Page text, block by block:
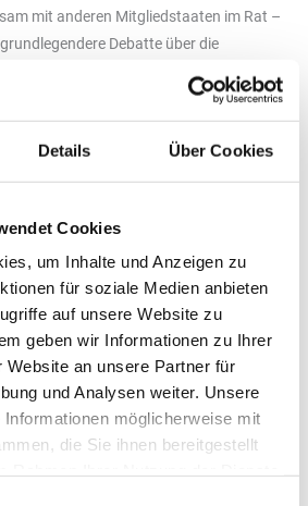
Details Über Cookies
Cookies
um Inhalte und Anzeigen zu
für soziale Medien anbieten
auf unsere Website zu
geben wir Informationen zu Ihrer
Website an unsere Partner für
und Analysen weiter. Unsere
möglicherweise mit
die Sie ihnen bereitgestellt
mit anderen Mitgliedstaaten im Rat –
Debatte über die
initiiert worden wäre. „Nun haben
zu nichts verpflichtenden
darauf hoffen, dass die EU-
aufgreift und weitere Vorschläge zur
Kraftstoffe vorlegt.“
Jahres steht ein konkreter
Kommission aus, inwieweit ein
betriebenes Verbrennungsfahrzeug ab
kann. Dies gilt es künftig auch für
Expertenkommission der EU-Kommission
konnte bislang keinen Kompromiss
parallel an Lösungsoptionen, die sie
Ende des Jahres 2024 vorlegen wollen.